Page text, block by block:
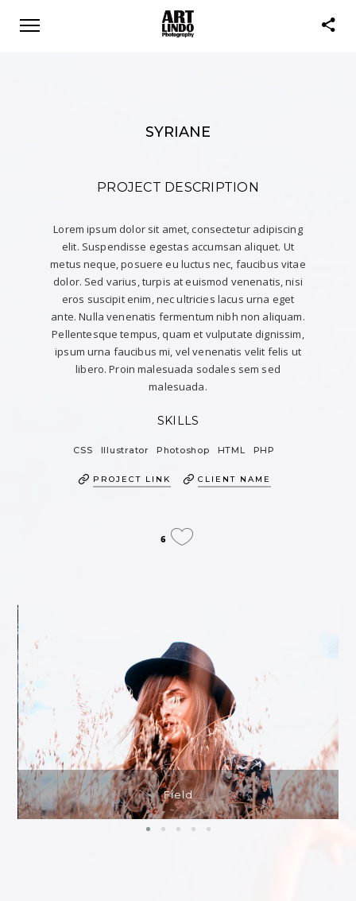
SYRIANE
PROJECT DESCRIPTION
Lorem ipsum dolor sit amet, consectetur adipiscing
elit. Suspendisse egestas accumsan aliquet. Ut
metus neque, posuere eu luctus nec, faucibus vitae
dolor. Sed varius, turpis at euismod venenatis, nisi
eros suscipit enim, nec ultricies lacus urna eget
ante. Nulla venenatis fermentum nibh non aliquam.
Pellentesque tempus, quam et vulputate dignissim,
ipsum urna faucibus mi, vel venenatis velit felis ut
libero. Proin malesuada sodales sem sed
malesuada.
SKILLS
CSS Illustrator Photoshop HTML PHP
PROJECT LINK CLIENT NAME
6
Field
One